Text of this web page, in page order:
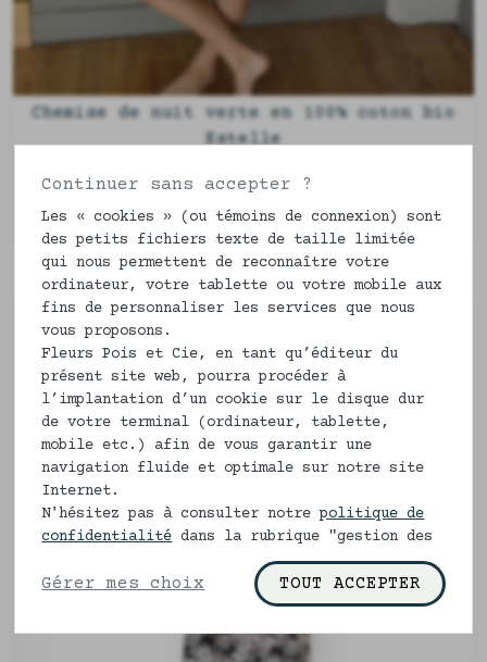
Chemise de nuit verte en 100% coton bio
Estelle
VOIR LE PRODUIT
Continuer sans accepter ?
Les « cookies » (ou témoins de connexion) sont
des petits fichiers texte de taille limitée
qui nous permettent de reconnaître votre
ordinateur, votre tablette ou votre mobile aux
fins de personnaliser les services que nous
vous proposons.
Fleurs Pois et Cie, en tant qu’éditeur du
présent site web, pourra procéder à
l’implantation d’un cookie sur le disque dur
de votre terminal (ordinateur, tablette,
mobile etc.) afin de vous garantir une
navigation fluide et optimale sur notre site
Internet.
N'hésitez pas à consulter notrepolitique de
confidentialité dans la rubrique "gestion des
cookies" pour en savoir plus.
Gérer mes choix TOUT ACCEPTER